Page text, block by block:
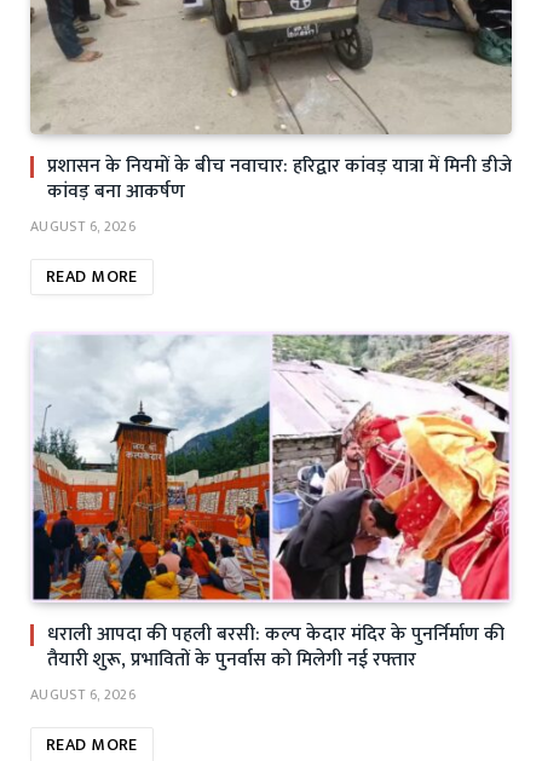
प्रशासन के नियमों के बीच नवाचार: हरिद्वार कांवड़ यात्रा में मिनी डीजे
कांवड़ बना आकर्षण
AUGUST 6, 2026
READ MORE
धराली आपदा की पहली बरसी: कल्प केदार मंदिर के पुनर्निर्माण की
तैयारी शुरू, प्रभावितों के पुनर्वास को मिलेगी नई रफ्तार
AUGUST 6, 2026
READ MORE